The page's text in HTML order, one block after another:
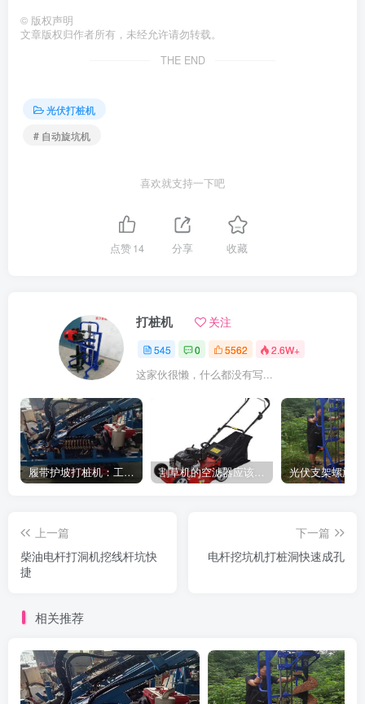
© 版权声明
文章版权归作者所有，未经允许请勿转载。
THE END
光伏打桩机
# 自动旋坑机
喜欢就支持一下吧
点赞14 分享 收藏
打桩机 关注
545 0 5562 2.6W+
这家伙很懒，什么都没有写...
履带护坡打桩机：工地施工利器 割草机的空滤器应该怎么清洁
上一篇
柴油电杆打洞机挖线杆坑快
捷
下一篇
电杆挖坑机打桩洞快速成孔
相关推荐